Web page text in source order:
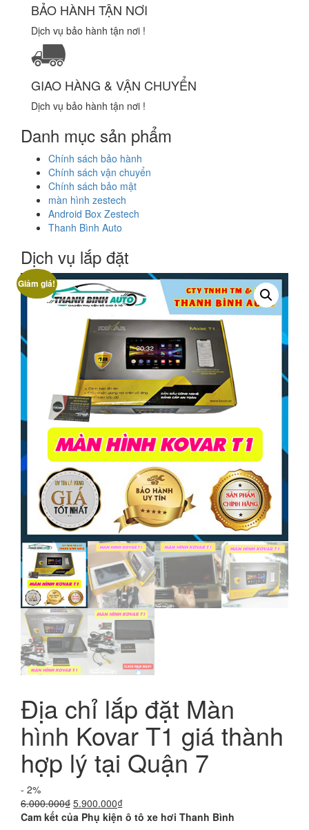
BẢO HÀNH TẬN NƠI
Dịch vụ bảo hành tận nơi !
GIAO HÀNG & VẬN CHUYỂN
Dịch vụ bảo hành tận nơi !
Danh mục sản phẩm
Chính sách bảo hành
Chính sách vận chuyển
Chính sách bảo mật
màn hình zestech
Android Box Zestech
Thanh Bình Auto
Dịch vụ lắp đặt
Giảm giá!
Địa chỉ lắp đặt Màn
hình Kovar T1 giá thành
hợp lý tại Quận 7
- 2%
6.000.000₫ Giá
gốc
5.900.000₫Giá
hiện
Cam kết của Phụ kiện ô tô xe hơi Thanh Bình